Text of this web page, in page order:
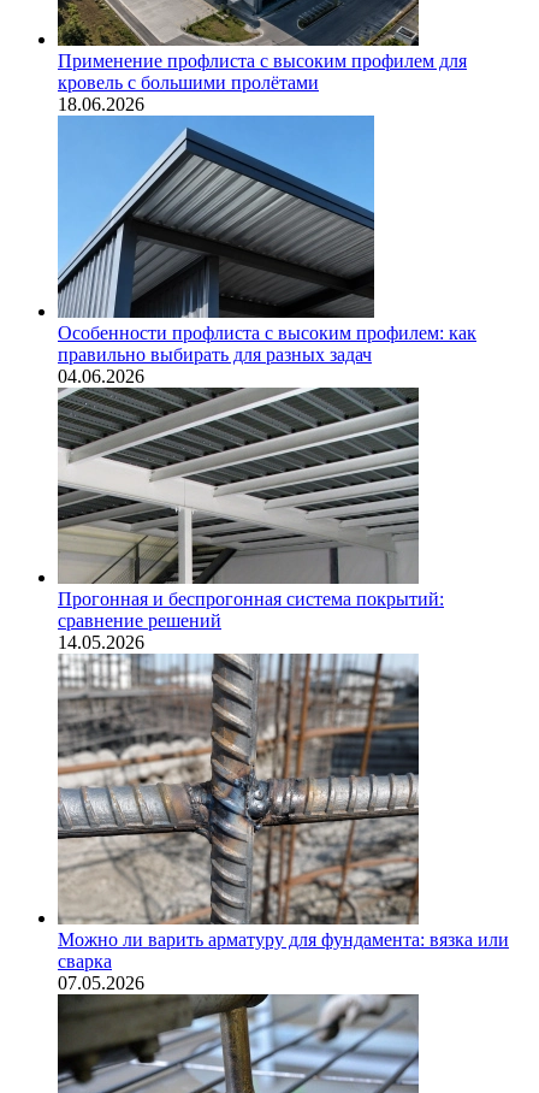
Применение профлиста с высоким профилем для
кровель с большими пролётами
18.06.2026
Особенности профлиста с высоким профилем: как
правильно выбирать для разных задач
04.06.2026
Прогонная и беспрогонная система покрытий:
сравнение решений
14.05.2026
Можно ли варить арматуру для фундамента: вязка или
сварка
07.05.2026